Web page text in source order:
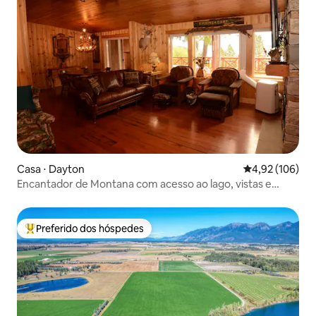
Casa ⋅ Dayton 4,92 de uma
4,92 (106)
Encantador de Montana com acesso ao lago, vistas e
Entre os melhores preferidos dos hóspedes
Preferido dos hóspedes